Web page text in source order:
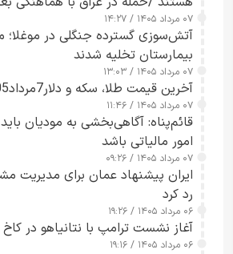
۰۷ مرداد ۱۴۰۵ / ۱۴:۲۷
آتش‌سوزی گسترده جنگلی در
بیمارستان تخلیه شدند
۰۷ مرداد ۱۴۰۵ / ۱۳:۰۳
آخرین قیمت طلا، سکه و دلار7مرداد1405
۰۷ مرداد ۱۴۰۵ / ۱۱:۴۶
قائم‌پناه: آگاهی‌بخشی به مودیان
امور مالیاتی باشد
۰۷ مرداد ۱۴۰۵ / ۰۹:۲۶
ایران پیشنهاد عمان برای مدیریت
رد کرد
۰۶ مرداد ۱۴۰۵ / ۱۹:۲۶
آغاز نشست ترامپ با نتانیاهو در
۰۶ مرداد ۱۴۰۵ / ۱۹:۱۶